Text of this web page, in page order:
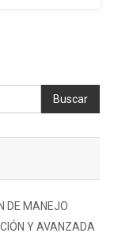
Buscar
DE MANEJO
Y AVANZADA